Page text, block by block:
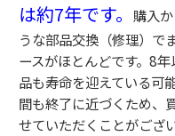
は約7年です。
購入
うな部品交換（修理）で
ースがほとんどです。8
品も寿命を迎えている可
間も終了に近づくため、
せていただくことがござい